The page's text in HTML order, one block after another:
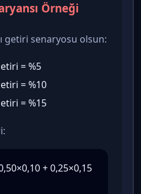
Örneği
getiri senaryosu olsun:
= %5
= %10
= %15
+ 0,25×0,15